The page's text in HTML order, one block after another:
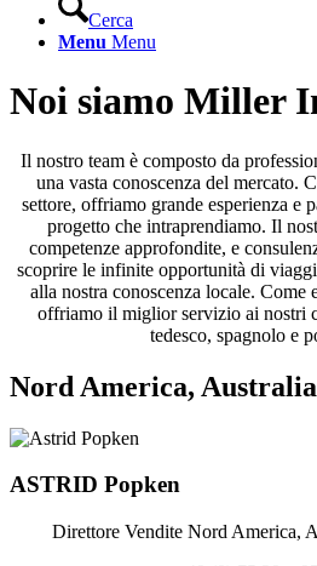
Cerca
Menu Menu
Noi siamo Miller
Il nostro team è composto da
una vasta conoscenza del mercato.
settore, offriamo grande esperienza e
progetto che intraprendiamo. Il
competenze approfondite, e
scoprire le infinite opportunità di
alla nostra conoscenza locale. Come
offriamo il miglior servizio ai nostri
tedesco, spagnolo e
Nord America,
ASTRID Popken
Direttore Vendite Nord America,